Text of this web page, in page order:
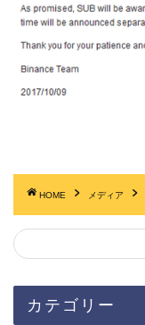
HOME メディア
カテゴリー